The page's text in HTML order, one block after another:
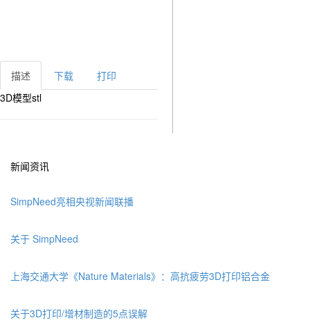
描述 下载
打印
3D模型stl
新闻资讯
SimpNeed亮相央视新闻联播
关于 SimpNeed
上海交通大学《Nature Materials》：高抗疲劳3D打印铝合金
关于3D打印/增材制造的5点误解